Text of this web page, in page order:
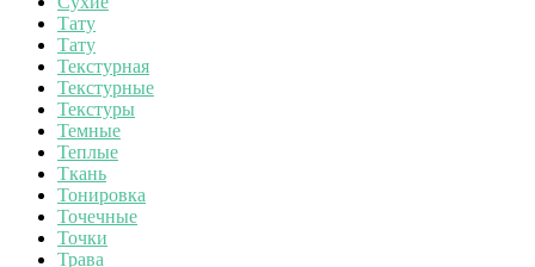
Тату
Тату
Текстурная
Текстурные
Текстуры
Темные
Теплые
Ткань
Тонировка
Точечные
Точки
Трава